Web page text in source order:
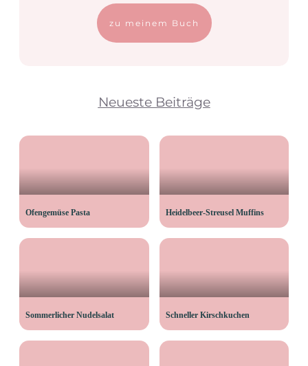
zu meinem Buch
Neueste Beiträge
Ofengemüse Pasta Heidelbeer-Streusel Muffins
Sommerlicher Nudelsalat Schneller Kirschkuchen